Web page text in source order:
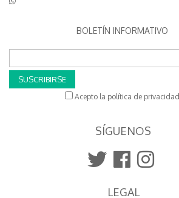
BOLETÍN INFORMATIVO
SUSCRIBIRSE
Acepto la política de privacidad
SÍGUENOS
LEGAL